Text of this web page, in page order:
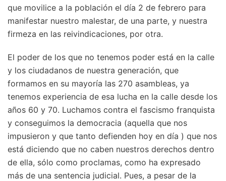
que movilice a la población el día 2 de febrero para
manifestar nuestro malestar, de una parte, y nuestra
firmeza en las reivindicaciones, por otra.
El poder de los que no tenemos poder está en la calle
y los ciudadanos de nuestra generación, que
formamos en su mayoría las 270 asambleas, ya
tenemos experiencia de esa lucha en la calle desde los
años 60 y 70. Luchamos contra el fascismo franquista
y conseguimos la democracia (aquella que nos
impusieron y que tanto defienden hoy en día ) que nos
está diciendo que no caben nuestros derechos dentro
de ella, sólo como proclamas, como ha expresado
más de una sentencia judicial. Pues, a pesar de la